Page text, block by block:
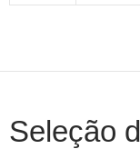
Seleção